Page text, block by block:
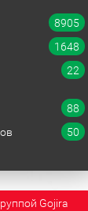
8905
1648
22
88
50
Gojira